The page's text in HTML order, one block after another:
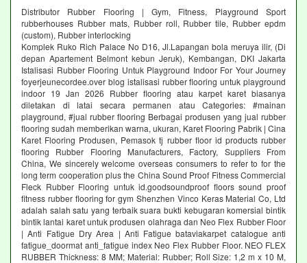
Distributor Rubber Flooring | Gym, Fitness, Playground Sport
rubberhouses Rubber mats, Rubber roll, Rubber tile, Rubber epdm
(custom), Rubber interlocking
Komplek Ruko Rich Palace No D16, Jl.Lapangan bola meruya ilir, (Di
depan Apartement Belmont kebun Jeruk), Kembangan, DKI Jakarta
Istalisasi Rubber Flooring Untuk Playground Indoor For Your Journey
foyerjeunecordee.over blog istalisasi rubber flooring untuk playground
indoor 19 Jan 2026 Rubber flooring atau karpet karet biasanya
diletakan di latai secara permanen atau Categories: #mainan
playground, #jual rubber flooring Berbagai produsen yang jual rubber
flooring sudah memberikan warna, ukuran, Karet Flooring Pabrik | Cina
Karet Flooring Produsen, Pemasok tj rubber floor id products rubber
flooring Rubber Flooring Manufacturers, Factory, Suppliers From
China, We sincerely welcome overseas consumers to refer to for the
long term cooperation plus the China Sound Proof Fitness Commercial
Fleck Rubber Flooring untuk id.goodsoundproof floors sound proof
fitness rubber flooring for gym Shenzhen Vinco Keras Material Co, Ltd
adalah salah satu yang terbaik suara bukti kebugaran komersial bintik
bintik lantai karet untuk produsen olahraga dan Neo Flex Rubber Floor
| Anti Fatigue Dry Area | Anti Fatigue bataviakarpet catalogue anti
fatigue_doormat anti_fatigue index Neo Flex Rubber Floor. NEO FLEX
RUBBER Thickness: 8 MM; Material: Rubber; Roll Size: 1,2 m x 10 M,